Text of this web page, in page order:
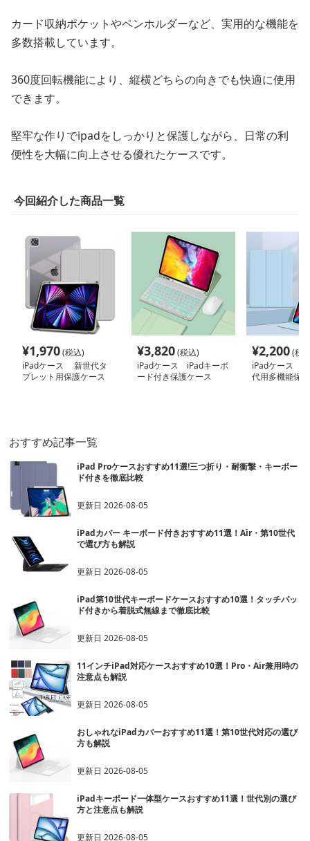
カード収納ポケットやペンホルダーなど、実用的な機能を
多数搭載しています。
360度回転機能により、縦横どちらの向きでも快適に使用
できます。
堅牢な作りでipadをしっかりと保護しながら、日常の利
便性を大幅に向上させる優れたケースです。
今回紹介した商品一覧
¥1,970(税込)
iPadケース 新世代タ
ブレット用保護ケース
¥3,820(税込)
iPadケース iPadキーボ
ード付き保護ケース
¥2,200(税
iPadケース
代用多機能保
おすすめ記事一覧
iPad Proケースおすすめ11選!三つ折り・耐衝撃・キーボー
ド付きを徹底比較
更新日2026-08-05
iPadカバー キーボード付きおすすめ11選！Air・第10世代
で選び方も解説
更新日2026-08-05
iPad第10世代キーボードケースおすすめ10選！タッチパッ
ド付きから着脱式無線まで徹底比較
更新日2026-08-05
11インチiPad対応ケースおすすめ10選！Pro・Air兼用時の
注意点も解説
更新日2026-08-05
おしゃれなiPadカバーおすすめ11選！第10世代対応の選び
方も解説
更新日2026-08-05
iPadキーボード一体型ケースおすすめ11選！世代別の選び
方と注意点も解説
更新日2026-08-05